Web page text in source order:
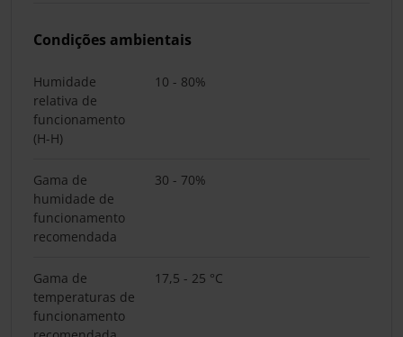
Condições ambientais
Humidade
relativa de
funcionamento
(H-H)
10 - 80%
Gama de
humidade de
funcionamento
recomendada
30 - 70%
Gama de
temperaturas de
funcionamento
17,5 - 25 °C